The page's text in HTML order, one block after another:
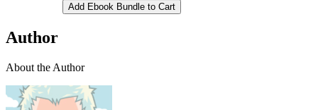
Add Ebook Bundle to Cart
Author
About the Author